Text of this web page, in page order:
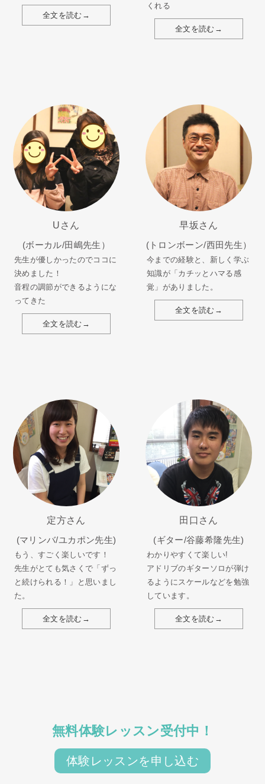
全文を読む→
くれる
全文を読む→
Uさん
(ボーカル/田嶋先生）
先生が優しかったのでココに
決めました！
音程の調節ができるようにな
ってきた
全文を読む→
早坂さん
(トロンボーン/西田先生）
今までの経験と、新しく学ぶ
知識が「カチッとハマる感
覚」がありました。
全文を読む→
定方さん
(マリンバ/ユカポン先生)
もう、すごく楽しいです！
先生がとても気さくで「ずっ
と続けられる！」と思いまし
た。
全文を読む→
田口さん
(ギター/谷藤希隆先生)
わかりやすくて楽しい!
アドリブのギターソロが弾け
るようにスケールなどを勉強
しています。
全文を読む→
無料体験レッスン受付中！
体験レッスンを申し込む